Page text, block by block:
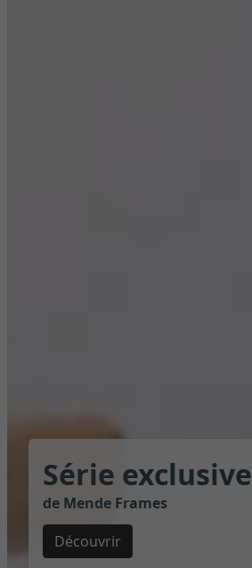
Série exclusive
de Mende Frames
Découvrir